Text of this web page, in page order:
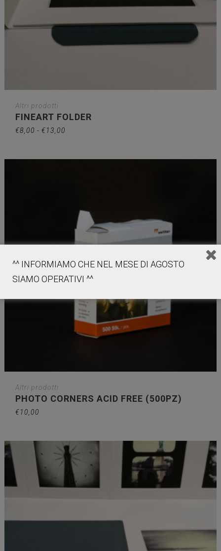
Altri prodotti
FINEART FOLDER
€8,00 - €13,00
€8,00
Altri prodotti
PHOTO CORNERS ACID FREE (500PZ)
€10,00
^^ INFORMIAMO CHE NEL MESE DI AGOSTO
SIAMO OPERATIVI ^^